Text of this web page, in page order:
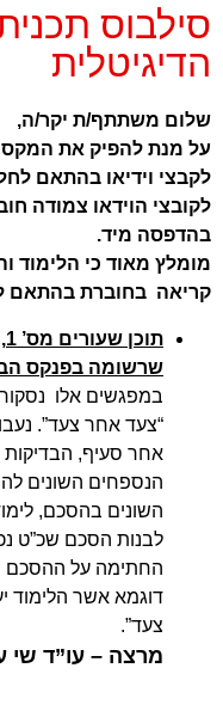
סילבוס
הדיגיטלית
שלום משתתף/ת יקר/ה,
על מנת להפיק את
לקבצי וידיאו בהתאם
לקובצי הוידאו צמודה
בהדפסה מיד.
מומלץ מאוד כי
קריאה בחוברת בהתאם
שרשומה בפנקס
במפגשים אלו
“צעד אחר צעד”.
אחר סעיף,
הנספחים השונים
השונים בהסכם,
לבנות הסכם שכ”ט
החתימה על ההסכם
דוגמא אשר הלימוד
צעד”.
מרצה – עו”ד שי